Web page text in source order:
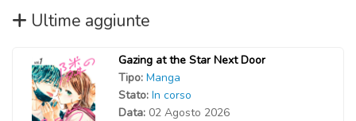
Ultime aggiunte
Gazing at the Star Next Door
Tipo: Manga
Stato: In corso
Data: 02 Agosto 2026